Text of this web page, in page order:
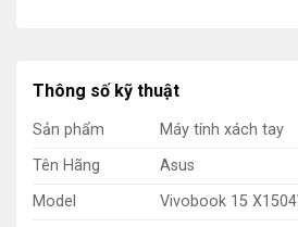
Thông số kỹ thuật
Sản phẩm
Máy tính xách tay
Tên Hãng
Asus
Model
Vivobook 15